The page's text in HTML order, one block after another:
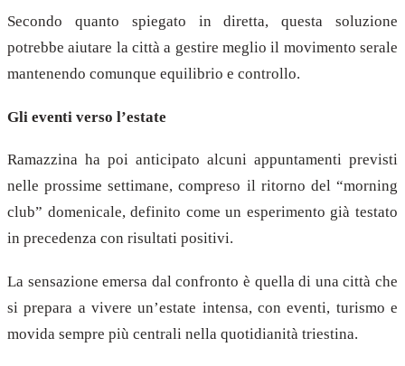
Secondo quanto spiegato in diretta, questa soluzione
potrebbe aiutare la città a gestire meglio il movimento serale
mantenendo comunque equilibrio e controllo.
Gli eventi verso l’estate
Ramazzina ha poi anticipato alcuni appuntamenti previsti
nelle prossime settimane, compreso il ritorno del “morning
club” domenicale, definito come un esperimento già testato
in precedenza con risultati positivi.
La sensazione emersa dal confronto è quella di una città che
si prepara a vivere un’estate intensa, con eventi, turismo e
movida sempre più centrali nella quotidianità triestina.